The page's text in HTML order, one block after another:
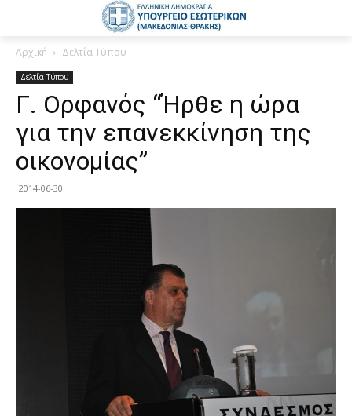
Αρχική Δελτία Τύπου
Δελτία Τύπου
Γ. Ορφανός “Ήρθε η ώρα
για την επανεκκίνηση της
οικονομίας”
2014-06-30